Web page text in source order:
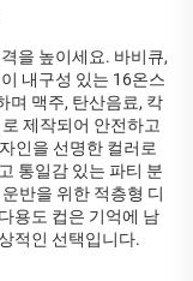
을 높이세요. 바비큐,
내구성 있는 16온스
며 맥주, 탄산음료, 칵
제작되어 안전하고
인을 선명한 컬러로
통일감 있는 파티 분
반을 위한 적층형 디
용도 컵은 기억에 남
적인 선택입니다.